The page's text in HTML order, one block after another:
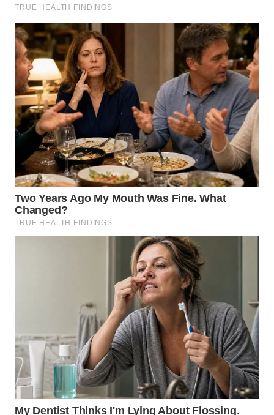
WN
SULSEL
WN
GORONTALO
WN
SULUT
WN
MALUKU
WN
MALUT
WN
NIAS
WN
LANGKAT